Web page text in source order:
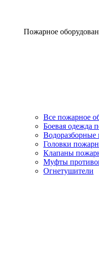
Пожарное
Все пожарное
Боевая одежда
Водоразборные
Головки
Клапаны
Муфты
Огнетушители